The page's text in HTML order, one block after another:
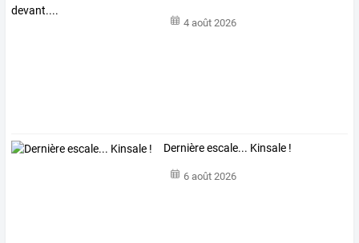
4 août 2026
Dernière escale... Kinsale !
6 août 2026